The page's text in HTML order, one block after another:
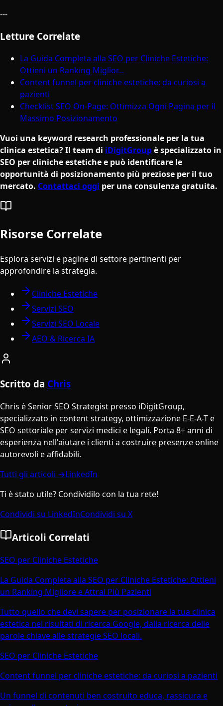
---
Letture Correlate
La Guida Completa alla SEO per Cliniche Estetiche:
Ottieni un Ranking Miglior...
Content funnel per cliniche estetiche: da curiosi a
pazienti
Checklist SEO On-Page: Ottimizza Ogni Pagina per il
Massimo Posizionamento
Vuoi una keyword research professionale per la tua
clinica estetica? Il team di iDigitGroupè specializzato in
SEO per cliniche estetiche e può identificare le
opportunità di posizionamento più preziose per il tuo
mercato. Contattaci oggi per una consulenza gratuita.
Risorse Correlate
Esplora servizi e pagine di settore pertinenti per
approfondire la strategia.
Cliniche Estetiche
Servizi SEO
Servizi SEO Locale
AEO & Ricerca IA
Scritto da Chris
Chris è Senior SEO Strategist presso iDigitGroup,
specializzato in content strategy, ottimizzazione E-E-A-T e
SEO settoriale per servizi medici e legali. Porta 8+ anni di
esperienza nell'aiutare i clienti a costruire presenze online
autorevoli e affidabili.
Tutti gli articoli →LinkedIn
Ti è stato utile? Condividilo con la tua rete!
Condividi su LinkedInCondividi su X
Articoli Correlati
SEO per Cliniche Estetiche
La Guida Completa alla SEO per Cliniche Estetiche: Ottieni
un Ranking Migliore e Attrai Più Pazienti
Tutto quello che devi sapere per posizionare la tua clinica
estetica nei risultati di ricerca Google, dalla ricerca delle
parole chiave alle strategie SEO locali.
SEO per Cliniche Estetiche
Content funnel per cliniche estetiche: da curiosi a pazienti
Un funnel di contenuti ben costruito educa, rassicura e